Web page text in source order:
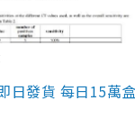
日發貨 每日15萬